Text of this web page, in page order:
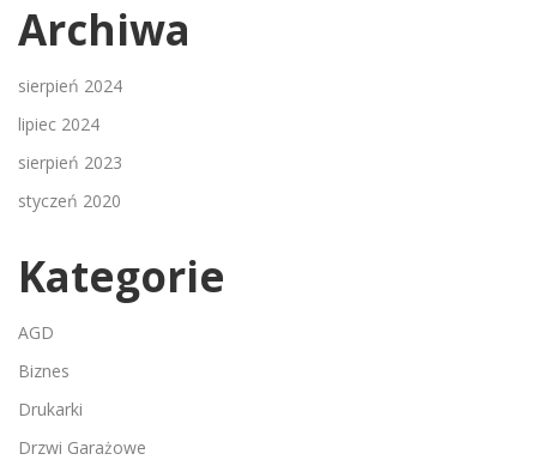
Archiwa
sierpień 2024
lipiec 2024
sierpień 2023
styczeń 2020
Kategorie
AGD
Biznes
Drukarki
Drzwi Garażowe